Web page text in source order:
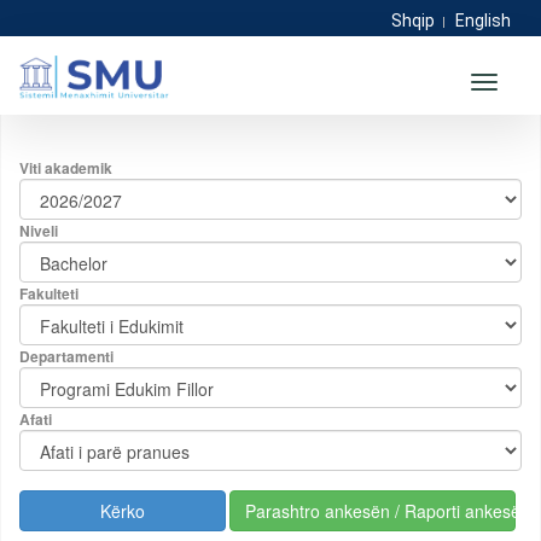
Shqip English
Toggle
Moduli për shpalljen e rezultateve
Viti akademik
Niveli
Fakulteti
Departamenti
Afati
Parashtro ankesën / Raporti ankesës